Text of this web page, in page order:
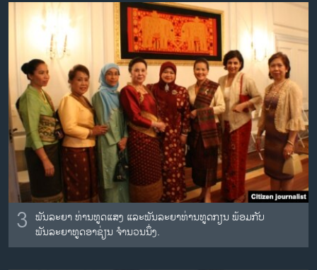
3 ພັນລະຍາ ທ່ານທູດແສງ ແລະພັນລະຍາທ່ານທູດກຽນ ພ້ອມກັບ
ພັນລະຍາທູດອາຊ່ຽນ ຈຳນວນນຶ່ງ.